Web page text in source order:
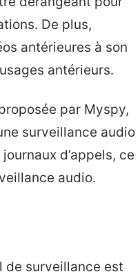
De plus,
antérieures à son
antérieurs.
par Myspy,
surveillance audio
d’appels, ce
audio.
de surveillance est